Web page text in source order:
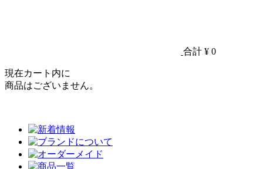
合計 ¥ 0
現在カート内に
商品はございません。